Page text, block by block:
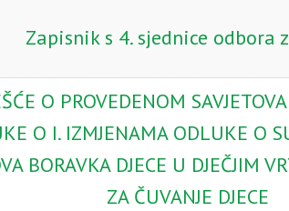
Zapisnik s 4. sjednice odbora
O PROVEDENOM
O I. IZMJENAMA ODLUKE O
BORAVKA DJECE U DJEČJIM
ZA ČUVANJE DJECE